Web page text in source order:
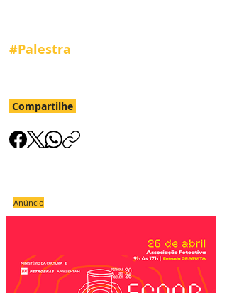
#Palestra
Compartilhe
Anúncio